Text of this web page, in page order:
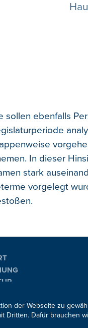
sollen ebenfalls
In dieser
stark
vorgelegt
der Webseite zu
Dritten. Dafür brauchen